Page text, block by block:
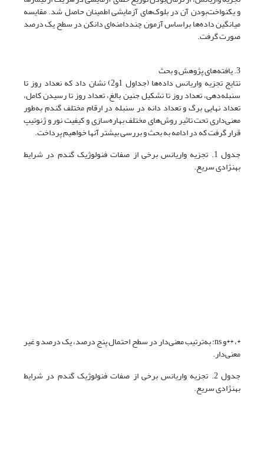
و یکنواخت‌بودن آن در بلوک‌های آزمایشی اطمینان حاصل شد. مقایسه
میانگین داده‌ها بر‌اساس آزمون چنددامنه‌ای دانکن در سطح یک درصد
صورت گرفت.
3. یافته‌های پژوهش و بحث
نتایج تجزیه واریانس داده‌ها (جداول 1و2) نشان داد که نعداد روز تا
سنبله‌دهی، تعداد روز تا تشکیل جنین بالغ، تعداد روز تا رسیدن کامل،
تعداد نهایی برگ و تعداد دانه در سنبله در ارقام مختلف گندم به‌طور
معنی‌داری تحت تاثیر روش‌های مختلف بهاره‌سازی و کیفیت نور و ژنوتیپ
قرار گرفت که در ادامه به بحث و بررسی بیشتر آنها خواهیم پرداخت.
جدول 1. تجزیه واریانس برخی از صفات فنولوژیک گندم در شرایط
بهنژادی سریع.
*، **و ns: به‌ترتیب معنی‌دار در سطح احتمال پنج درصد، یک درصد و غیر
معنی‌دار.
جدول 2. تجزیه واریانس برخی از صفات فنولوژیک گندم در شرایط
بهنژادی سریع.